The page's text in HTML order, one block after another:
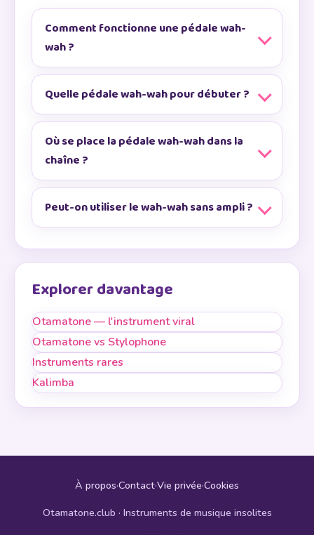
Comment fonctionne une pédale wah-
wah ?
Quelle pédale wah-wah pour débuter ?
Où se place la pédale wah-wah dans la
chaîne ?
Peut-on utiliser le wah-wah sans ampli ?
Explorer davantage
Otamatone — l'instrument viral
Otamatone vs Stylophone
Instruments rares
Kalimba
À propos·Contact·Vie privée·Cookies
Otamatone.club · Instruments de musique insolites